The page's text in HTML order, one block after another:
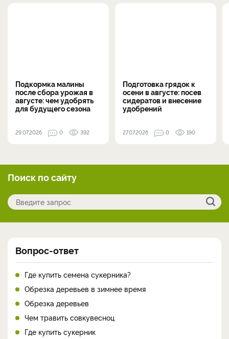
Подкормка малины
после сбора урожая в
августе: чем удобрять
для будущего сезона
29.07.2026 0 392
Подготовка грядок к
осени в августе: посев
сидератов и внесение
удобрений
27.07.2026 0 190
Поиск по сайту
Вопрос-ответ
Где купить семена сукерника?
Обрезка деревьев в зимнее время
Обрезка деревьев
Чем травить совкувесноц
Где купить сукерник